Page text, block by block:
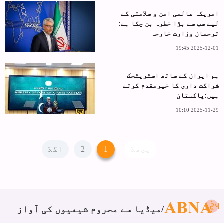
امریکہ عالمی امن و سلامتی کے
لیے سب سے بڑا خطرہ بن چکا ہے:
ترجمان وزارت خارجہ
2025-12-01 19:45
ہم ایران کے ساتھ اسٹریٹجک
شراکت داری کا خیرمقدم کرتے
ہیں:پاکستان
2025-11-29 10:10
1
2 اگلا
میڈیا سے محروم شیعیوں کی آواز